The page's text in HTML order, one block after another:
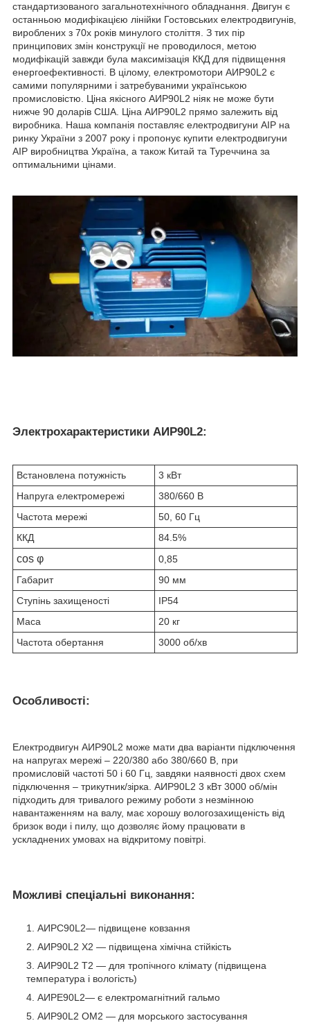
стандартизованого загальнотехнічного обладнання. Двигун є
останньою модифікацією лінійки Гостовських електродвигунів,
вироблених з 70х років минулого століття. З тих пір
принципових змін конструкції не проводилося, метою
модифікацій завжди була максимізація ККД для підвищення
енергоефективності. В цілому, електромотори АИР90L2 є
самими популярними і затребуваними українською
промисловістю. Ціна якісного АИР90L2 ніяк не може бути
нижче 90 доларів США. Ціна АИР90L2 прямо залежить від
виробника. Наша компанія поставляє електродвигуни АІР на
ринку України з 2007 року і пропонує купити електродвигуни
АІР виробництва Україна, а також Китай та Туреччина за
оптимальними цінами.
Электрохарактеристики АИР90L2:
Встановлена потужність
3 кВт
Напруга електромережі
380/660 В
Частота мережі
50, 60 Гц
ККД
84.5%
cos φ
0,85
Габарит
90 мм
Ступінь захищеності
IP54
Маса
20 кг
Частота обертання
3000 об/хв
Особливості:
Електродвигун АИР90L2 може мати два варіанти підключення
на напругах мережі – 220/380 або 380/660 В, при
промисловій частоті 50 і 60 Гц, завдяки наявності двох схем
підключення – трикутник/зірка. АИР90L2 3 кВт 3000 об/мін
підходить для тривалого режиму роботи з незмінною
навантаженням на валу, має хорошу вологозахищеність від
бризок води і пилу, що дозволяє йому працювати в
ускладнених умовах на відкритому повітрі.
Можливі спеціальні виконання:
АИРС90L2― підвищене ковзання
АИР90L2 Х2 ― підвищена хімічна стійкість
АИР90L2 Т2 ― для тропічного клімату (підвищена
температура і вологість)
АИРЕ90L2― є електромагнітний гальмо
АИР90L2 ОМ2 ― для морського застосування